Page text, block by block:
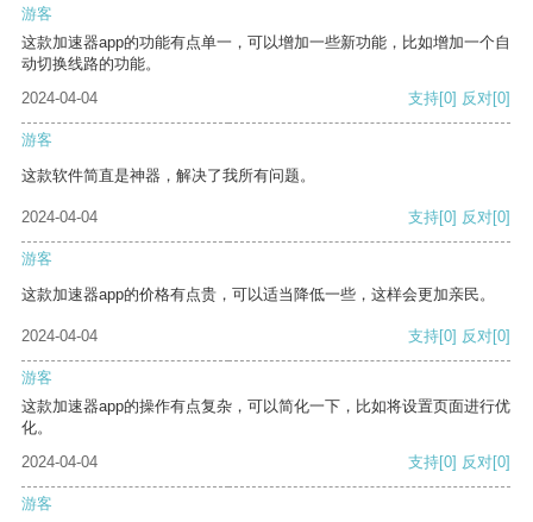
游客
这款加速器app的功能有点单一，可以增加一些新功能，比如增加一个自
动切换线路的功能。
2024-04-04
支持[0] 反对[0]
游客
这款软件简直是神器，解决了我所有问题。
2024-04-04 支持[0] 反对[0]
游客
这款加速器app的价格有点贵，可以适当降低一些，这样会更加亲民。
2024-04-04 支持[0] 反对[0]
游客
这款加速器app的操作有点复杂，可以简化一下，比如将设置页面进行优
化。
2024-04-04
支持[0] 反对[0]
游客